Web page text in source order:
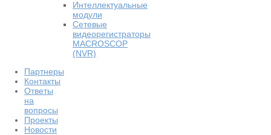
Интеллектуальные
модули
Сетевые
видеорегистраторы
MACROSCOP
(NVR)
Партнеры
Контакты
Ответы
на
вопросы
Проекты
Новости